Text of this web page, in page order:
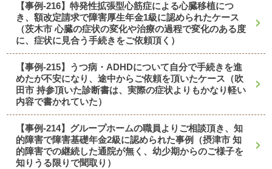
【事例-216】特発性拡張型心筋症による心臓移植につ
き、額改定請求で障害厚生年金1級に認められたケース
（茨木市 心臓の症状の変化や治療の過程で変化のある度
に、症状に見合う手続きをご依頼頂く）
【事例-215】うつ病・ADHDについて自分で手続きを進
めたが不安になり、途中からご依頼を頂いたケース（吹
田市 持参頂いた診断書は、実際の症状よりもかなり軽い
内容で書かれていた）
【事例-214】グループホームの職員よりご相談頂き、知
的障害で障害基礎年金2級に認められた事例（摂津市 知
的障害での継続した通院が無く、幼少期からのご様子を
知りうる限りで聞取り）